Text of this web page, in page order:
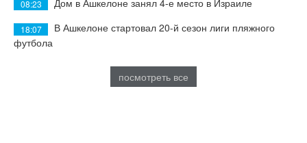
08:23
18:07
В Ашкелоне стартовал 20-й сезон лиги пляжного
футбола
посмотреть все